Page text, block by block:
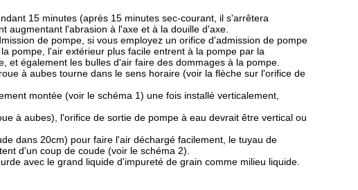
15 minutes (après 15 minutes sec-courant, il s'arrêtera
augmentant l'abrasion à l'axe et à la douille d'axe.
de pompe, si vous employez un orifice d'admission de pompe
pompe, l'air extérieur plus facile entrent à la pompe par la
également les bulles d'air faire des dommages à la pompe.
à aubes tourne dans le sens horaire (voir la flèche sur l'orifice de
montée (voir le schéma 1) une fois installé verticalement,
à aubes), l'orifice de sortie de pompe à eau devrait être vertical ou
dans 20cm) pour faire l'air déchargé facilement, le tuyau de
d'un coup de coude (voir le schéma 2).
avec le grand liquide d'impureté de grain comme milieu liquide.